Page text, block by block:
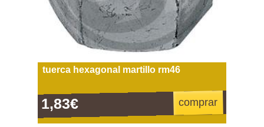
tuerca hexagonal martillo rm46
1,83€ comprar